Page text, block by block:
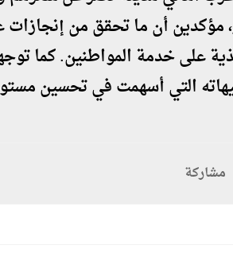
مؤكدين أن ما تحقق من
على خدمة المواطنين. كما
التي أسهمت في تحسين
مشاركة